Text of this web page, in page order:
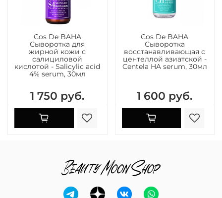
Cos De BAHA
Сыворотка для
жирной кожи с
салициловой
кислотой - Salicylic acid
4% serum, 30мл
1 750 руб.
Cos De BAHA
Сыворотка
восстанавливающая с
центеллой азиатской -
Centela HA serum, 30мл
1 600 руб.